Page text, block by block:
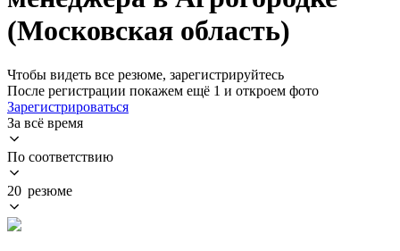
(Московская область)
Чтобы видеть все резюме, зарегистрируйтесь
После регистрации покажем ещё 1 и откроем фото
Зарегистрироваться
За всё время
По соответствию
20 резюме